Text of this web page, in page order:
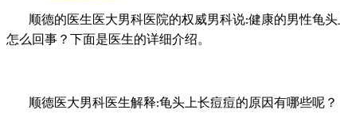
顺德的医生医大男科医院的权威男科说:健康的男性龟
怎么回事？下面是医生的详细介绍。
顺德医大男科医生解释:龟头上长痘痘的原因有哪些呢？